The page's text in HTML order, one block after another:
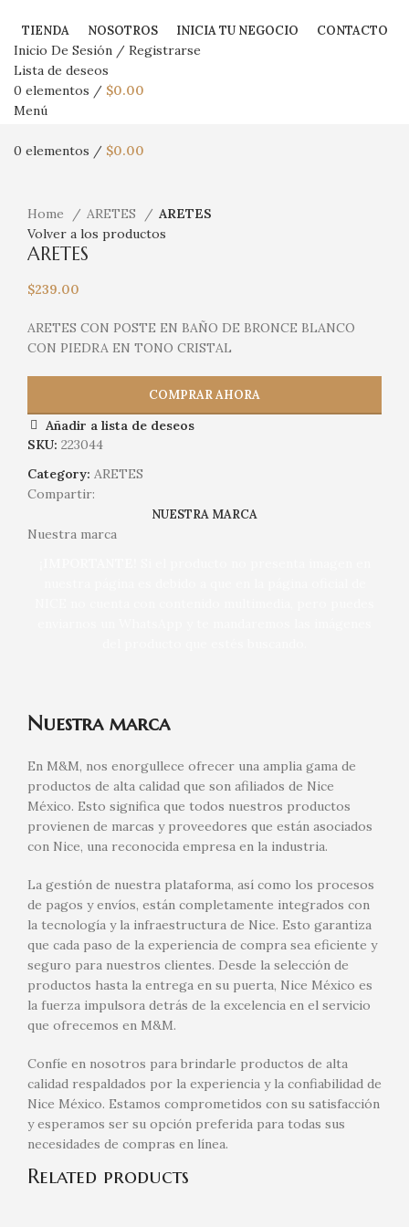
TIENDA NOSOTROS INICIA TU NEGOCIO CONTACTO
Inicio De Sesión / Registrarse
Lista de deseos
0 elementos / $0.00
Menú
0 elementos / $0.00
Home
ARETES
ARETES
Volver a los productos
ARETES
$239.00
ARETES CON POSTE EN BAÑO DE BRONCE BLANCO
CON PIEDRA EN TONO CRISTAL
COMPRAR AHORA
Añadir a lista de deseos
SKU: 223044
Category: ARETES
Compartir:
NUESTRA MARCA
Nuestra marca
Nuestra marca
En M&M, nos enorgullece ofrecer una amplia gama de
productos de alta calidad que son afiliados de Nice
México. Esto significa que todos nuestros productos
provienen de marcas y proveedores que están asociados
con Nice, una reconocida empresa en la industria.
La gestión de nuestra plataforma, así como los procesos
de pagos y envíos, están completamente integrados con
la tecnología y la infraestructura de Nice. Esto garantiza
que cada paso de la experiencia de compra sea eficiente y
seguro para nuestros clientes. Desde la selección de
productos hasta la entrega en su puerta, Nice México es
la fuerza impulsora detrás de la excelencia en el servicio
que ofrecemos en M&M.
Confíe en nosotros para brindarle productos de alta
calidad respaldados por la experiencia y la confiabilidad de
Nice México. Estamos comprometidos con su satisfacción
y esperamos ser su opción preferida para todas sus
necesidades de compras en línea.
Related products